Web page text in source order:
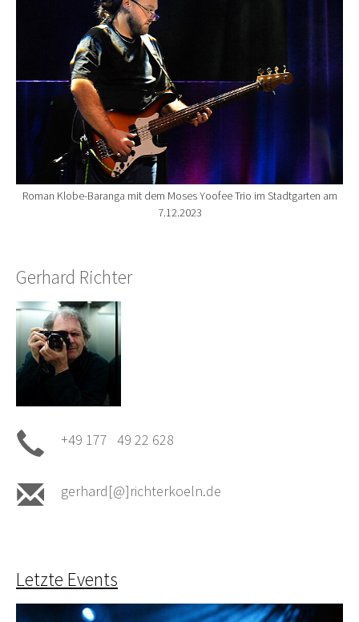
Roman Klobe-Baranga mit dem Moses Yoofee Trio im Stadtgarten am
7.12.2023
Gerhard Richter
+49 177 49 22 628
gerhard[@]richterkoeln.de
Letzte Events